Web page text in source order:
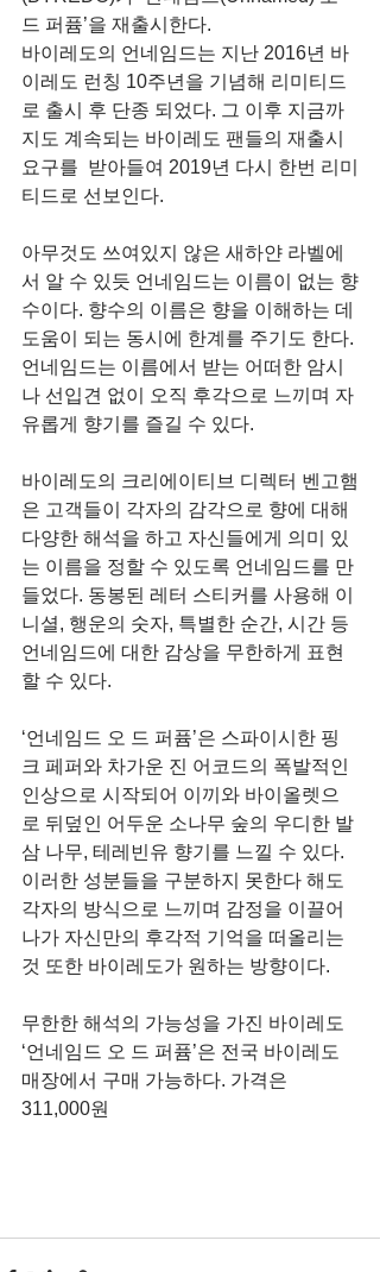
드 퍼퓸’을 재출시한다.
바이레도의 언네임드는 지난 2016년 바
이레도 런칭 10주년을 기념해 리미티드
로 출시 후 단종 되었다. 그 이후 지금까
지도 계속되는 바이레도 팬들의 재출시
요구를  받아들여 2019년 다시 한번 리미
티드로 선보인다.
아무것도 쓰여있지 않은 새하얀 라벨에
서 알 수 있듯 언네임드는 이름이 없는 향
수이다. 향수의 이름은 향을 이해하는 데
도움이 되는 동시에 한계를 주기도 한다.
언네임드는 이름에서 받는 어떠한 암시
나 선입견 없이 오직 후각으로 느끼며 자
유롭게 향기를 즐길 수 있다.
바이레도의 크리에이티브 디렉터 벤고햄
은 고객들이 각자의 감각으로 향에 대해
다양한 해석을 하고 자신들에게 의미 있
는 이름을 정할 수 있도록 언네임드를 만
들었다. 동봉된 레터 스티커를 사용해 이
니셜, 행운의 숫자, 특별한 순간, 시간 등
언네임드에 대한 감상을 무한하게 표현
할 수 있다.
‘언네임드 오 드 퍼퓸’은 스파이시한 핑
크 페퍼와 차가운 진 어코드의 폭발적인
인상으로 시작되어 이끼와 바이올렛으
로 뒤덮인 어두운 소나무 숲의 우디한 발
삼 나무, 테레빈유 향기를 느낄 수 있다.
이러한 성분들을 구분하지 못한다 해도
각자의 방식으로 느끼며 감정을 이끌어
나가 자신만의 후각적 기억을 떠올리는
것 또한 바이레도가 원하는 방향이다.
무한한 해석의 가능성을 가진 바이레도
‘언네임드 오 드 퍼퓸’은 전국 바이레도
매장에서 구매 가능하다. 가격은
311,000원